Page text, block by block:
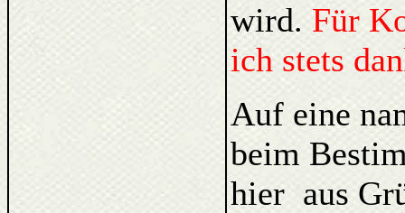
wird. Für
ich stets
Auf eine
beim
hier aus